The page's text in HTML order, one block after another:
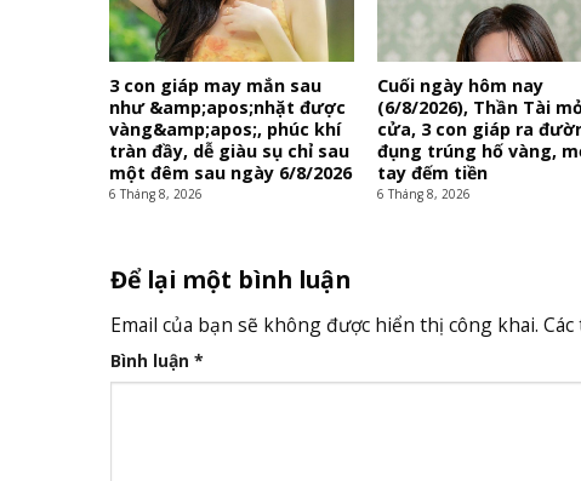
3 con giáp may mắn sau
như &amp;apos;nhặt được
vàng&amp;apos;, phúc khí
tràn đầy, dễ giàu sụ chỉ sau
một đêm sau ngày 6/8/2026
6 Tháng 8, 2026
Cuối ngày hôm nay
(6/8/2026), Thần Tài
cửa, 3 con giáp ra
đụng trúng hố vàng,
tay đếm tiền
6 Tháng 8, 2026
Để lại một bình luận
Email của bạn sẽ không được hiển thị công khai.
Bình luận *